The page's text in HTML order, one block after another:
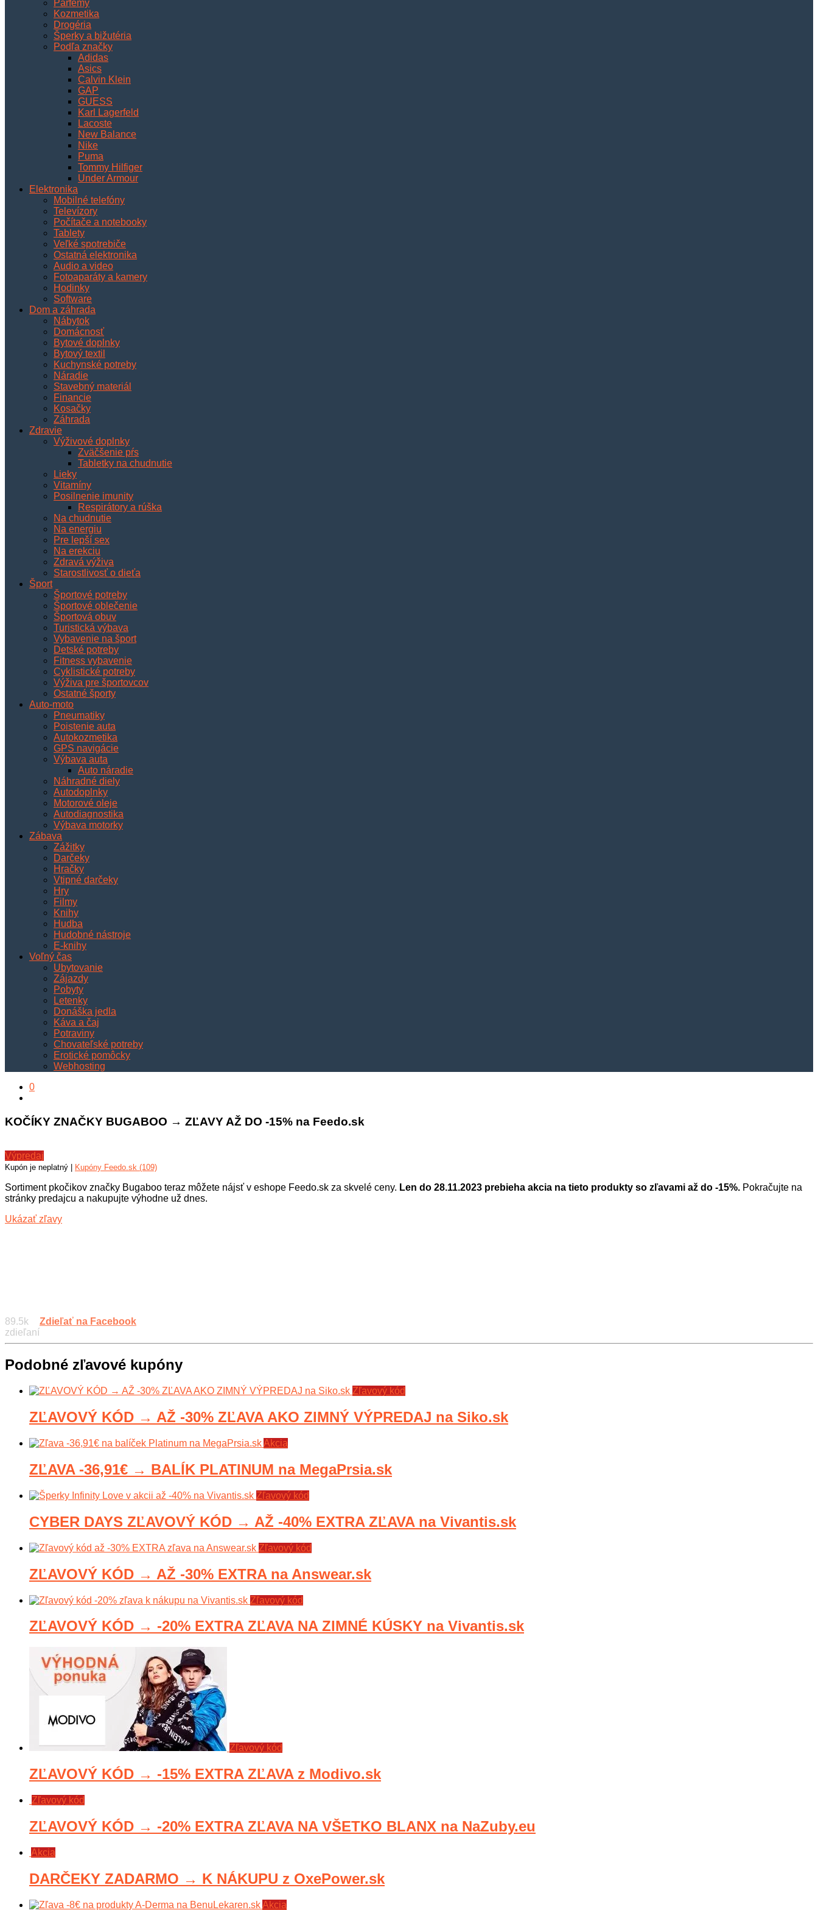
Parfémy
Kozmetika
Drogéria
Šperky a bižutéria
Podľa značky
Adidas
Asics
Calvin Klein
GAP
GUESS
Karl Lagerfeld
Lacoste
New Balance
Nike
Puma
Tommy Hilfiger
Under Armour
Elektronika
Mobilné telefóny
Televízory
Počítače a notebooky
Tablety
Veľké spotrebiče
Ostatná elektronika
Audio a video
Fotoaparáty a kamery
Hodinky
Software
Dom a záhrada
Nábytok
Domácnosť
Bytové doplnky
Bytový textil
Kuchynské potreby
Náradie
Stavebný materiál
Financie
Kosačky
Záhrada
Zdravie
Výživové doplnky
Zväčšenie pŕs
Tabletky na chudnutie
Lieky
Vitamíny
Posilnenie imunity
Respirátory a rúška
Na chudnutie
Na energiu
Pre lepší sex
Na erekciu
Zdravá výživa
Starostlivosť o dieťa
Šport
Športové potreby
Športové oblečenie
Športová obuv
Turistická výbava
Vybavenie na šport
Detské potreby
Fitness vybavenie
Cyklistické potreby
Výživa pre športovcov
Ostatné športy
Auto-moto
Pneumatiky
Poistenie auta
Autokozmetika
GPS navigácie
Výbava auta
Auto náradie
Náhradné diely
Autodoplnky
Motorové oleje
Autodiagnostika
Výbava motorky
Zábava
Zážitky
Darčeky
Hračky
Vtipné darčeky
Hry
Filmy
Knihy
Hudba
Hudobné nástroje
E-knihy
Voľný čas
Ubytovanie
Zájazdy
Pobyty
Letenky
Donáška jedla
Káva a čaj
Potraviny
Chovateľské potreby
Erotické pomôcky
Webhosting
0
KOČÍKY ZNAČKY BUGABOO → ZĽAVY AŽ DO -15% na Feedo.sk
Výpredaj
Kupón je neplatný | Kupóny Feedo.sk (109)
Sortiment pkočikov značky Bugaboo teraz môžete nájsť v eshope Feedo.sk za skvelé ceny. Len do 28.11.2023 prebieha akcia na tieto produkty so zľavami až do -15%. Pokračujte na
stránky predajcu a nakupujte výhodne už dnes.
Ukázať zľavy
89.5k
zdieľaní
Zdieľať na Facebook
Podobné zľavové kupóny
Zľavový kód
ZĽAVOVÝ KÓD → AŽ -30% ZĽAVA AKO ZIMNÝ VÝPREDAJ na Siko.sk
Akcia
ZĽAVA -36,91€ → BALÍK PLATINUM na MegaPrsia.sk
Zľavový kód
CYBER DAYS ZĽAVOVÝ KÓD → AŽ -40% EXTRA ZĽAVA na Vivantis.sk
Zľavový kód
ZĽAVOVÝ KÓD → AŽ -30% EXTRA na Answear.sk
Zľavový kód
ZĽAVOVÝ KÓD → -20% EXTRA ZĽAVA NA ZIMNÉ KÚSKY na Vivantis.sk
Zľavový kód
ZĽAVOVÝ KÓD → -15% EXTRA ZĽAVA z Modivo.sk
Zľavový kód
ZĽAVOVÝ KÓD → -20% EXTRA ZĽAVA NA VŠETKO BLANX na NaZuby.eu
Akcia
DARČEKY ZADARMO → K NÁKUPU z OxePower.sk
Akcia